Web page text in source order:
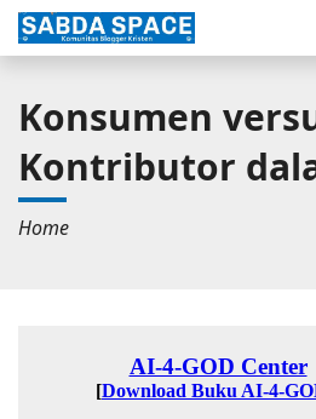
Konsumen
Kontributor
Home